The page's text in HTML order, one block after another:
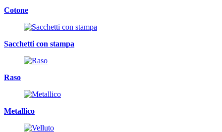
Cotone
Sacchetti con stampa
Raso
Metallico